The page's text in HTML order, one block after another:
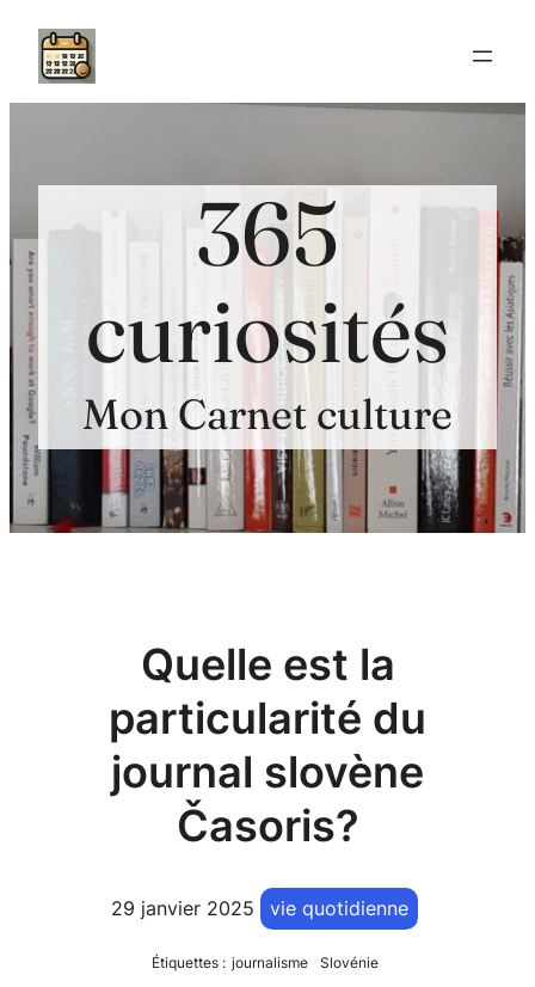
Aller
contenu
365
curiosités
Mon Carnet culture
Quelle est la
particularité du
journal slovène
Časoris?
29 janvier 2025 vie quotidienne
Étiquettes : journalisme Slovénie